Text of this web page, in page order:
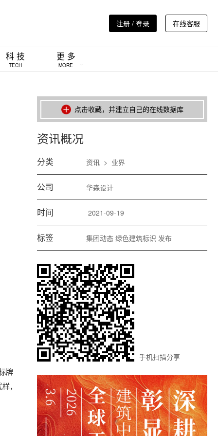
注册 / 登录 在线客服
科 技
TECH
更 多
MORE
牌
，
点击收藏，并建立自己的在线数据库
资讯概况
分类 资讯> 业界
公司 华森设计
时间 2021-09-19
标签 集团动态 绿色建筑标识 发布
手机扫描分享